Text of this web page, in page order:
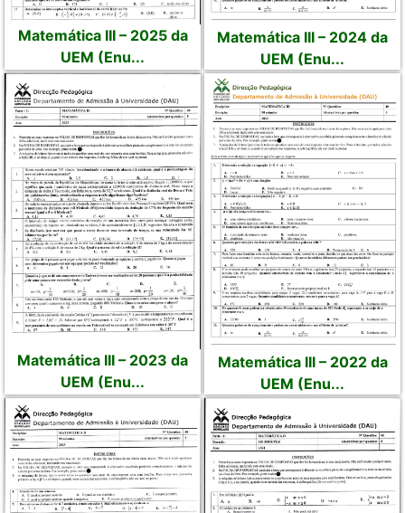
Matemática III – 2025 da
UEM (Enu...
Matemática III – 2024 da
UEM (Enu...
Matemática III – 2023 da
UEM (Enu...
Matemática III – 2022 da
UEM (Enu...